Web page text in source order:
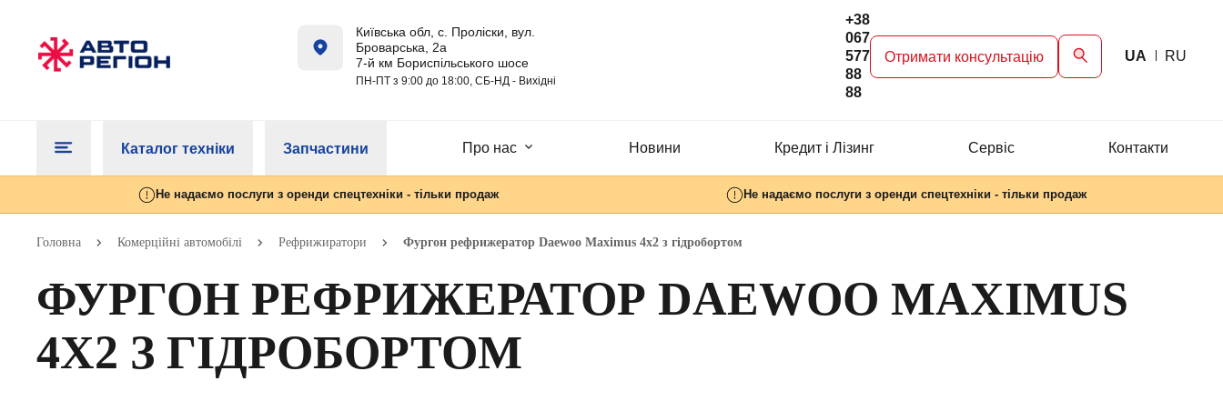
Київська обл, с. Проліски, вул.
Броварська, 2а
7-й км Бориспільського шосе
ПН-ПТ з 9:00 до 18:00, СБ-НД - Вихідні
+38
067
577
88
88
Отримати консультацію UA RU
Каталог техніки Запчастини Про нас Новини Кредит і Лізинг Сервіc Контакти
Не надаємо послуги з оренди спецтехніки - тільки продаж Не надаємо послуги з оренди спецтехніки - тільки продаж
Головна Комерційні автомобілі Рефрижиратори Фургон рефрижератор Daewoo Maximus 4х2 з гідробортом
ФУРГОН РЕФРИЖЕРАТОР DAEWOO MAXIMUS
4Х2 З ГІДРОБОРТОМ